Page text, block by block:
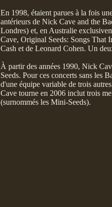
En 1998, étaient parues à la fois
antérieurs de Nick Cave and the
Londres) et, en Australie
Cave, Original Seeds: Songs That
Cash et de Leonard Cohen. Un
À partir des années 1990, Nick
Seeds. Pour ces concerts sans les
d'une équipe variable de trois
Cave tourne en 2006 inclut trois
(surnommés les Mini-Seeds).